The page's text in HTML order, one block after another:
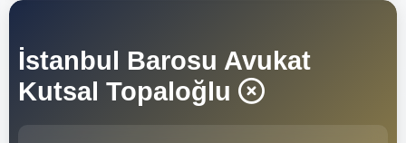
İstanbul Barosu Avukat
Kutsal Topaloğlu